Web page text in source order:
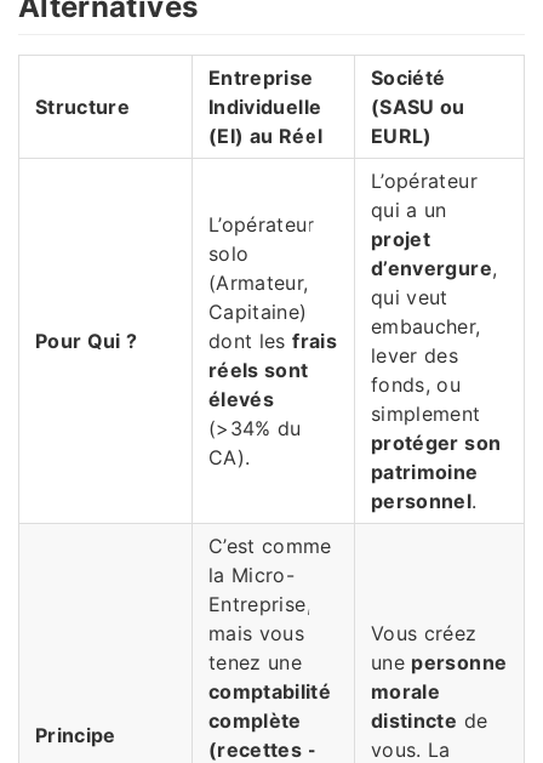
Structure
Entreprise
Individuelle
(EI) au Réel
Société
(SASU ou
EURL)
Pour Qui ?
L’opérateur
solo
(Armateur,
Capitaine)
dont lesfrais
réels sont
élevés
(>34% du
CA).
L’opérateur
qui a un
projet
d’envergure,
qui veut
embaucher,
lever des
fonds, ou
simplement
protéger son
patrimoine
personnel.
Principe
C’est comme
la Micro-
Entreprise,
mais vous
tenez une
comptabilité
complète
(recettes -
Vous créez
une personne
morale
distincte de
vous. La